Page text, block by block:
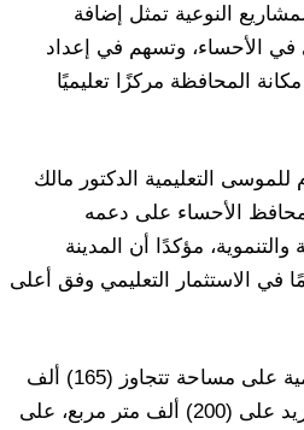
النوعية تمثل إضافة
في الأحساء، وتسهم في إعداد
المحافظة مركزًا تعليميًا
التعليمية الدكتور مالك
الأحساء على دعمه
والتنموية، مؤكدًا أن المدينة
في الاستثمار التعليمي وفق أعلى
وتقام مدينة الموسى التعليمية على مساحة تتجاوز (165) ألف
متر مربع، بمسطحات بناء تزيد على (200) ألف متر مربع، على